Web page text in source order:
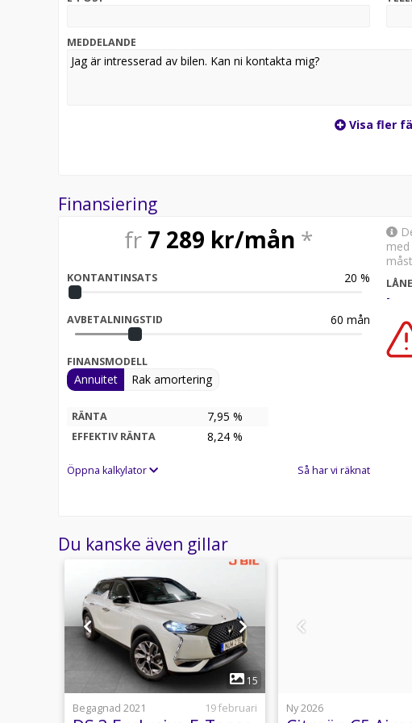
Varmt välkommen till J BIL!
OBS! Bilen på bilden är ett visningsexempel och kan skilja
MEDDELANDE
Visa fler
Finansiering
fr 7 289 kr/mån *
KONTANTINSATS 20 %
AVBETALNINGSTID 60 mån
FINANSMODELL
Annuitet Rak amortering
RÄNTA 7,95 %
EFFEKTIV RÄNTA 8,24 %
Öppna kalkylator Så har vi räknat
-
Du kanske även gillar
1
15
Begagnad 2021
19 februari
Ny 2026